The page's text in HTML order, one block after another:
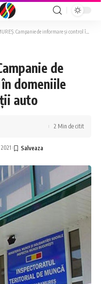
de informare și control în domeniile panificație și reparații auto
de
domeniile
auto
2 Min de citit